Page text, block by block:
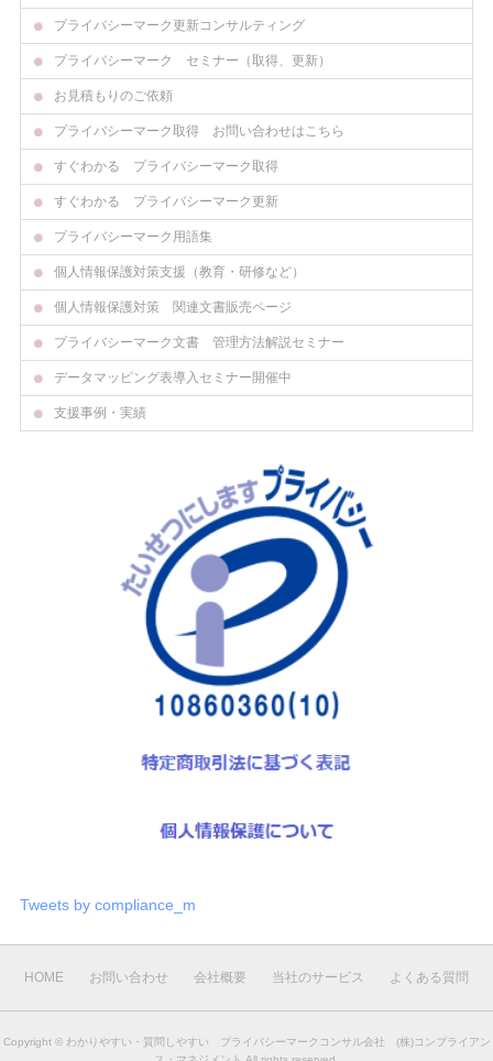
プライバシーマーク更新コンサルティング
プライバシーマーク セミナー（取得、更新）
お見積もりのご依頼
プライバシーマーク取得 お問い合わせはこちら
すぐわかる プライバシーマーク取得
すぐわかる プライバシーマーク更新
プライバシーマーク用語集
個人情報保護対策支援（教育・研修など）
個人情報保護対策 関連文書販売ページ
プライバシーマーク文書 管理方法解説セミナー
データマッピング表導入セミナー開催中
支援事例・実績
Tweets by compliance_m
HOME お問い合わせ 会社概要 当社のサービス よくある質問
Copyright © わかりやすい・質問しやすい プライバシーマークコンサル会社 (株)コンプライアン